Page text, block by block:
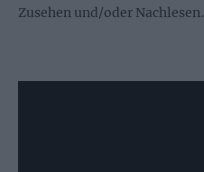
Zusehen und/oder Nachlesen.